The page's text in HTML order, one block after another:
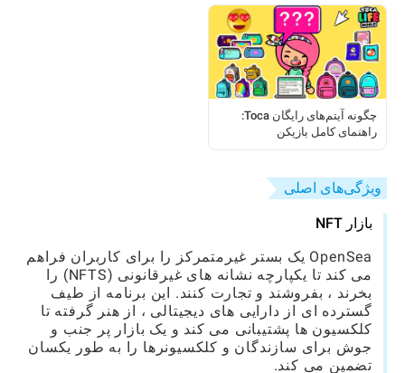
چگونه آیتم‌های رایگان Toca:
راهنمای کامل بازیکن
ویژگی‌های اصلی
بازار NFT
OpenSea یک بستر غیرمتمرکز را برای کاربران فراهم
می کند تا یکپارچه نشانه های غیرقانونی (NFTS) را
بخرند ، بفروشند و تجارت کنند. این برنامه از طیف
گسترده ای از دارایی های دیجیتالی ، از هنر گرفته تا
کلکسیون ها پشتیبانی می کند و یک بازار پر جنب و
جوش برای سازندگان و کلکسیونرها را به طور یکسان
تضمین می کند.